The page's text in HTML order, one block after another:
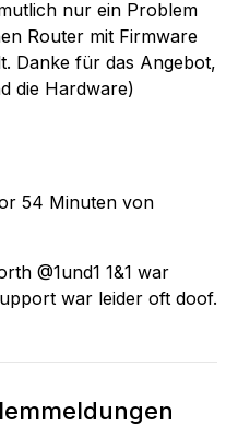
nur ein Problem
Router mit Firmware
Danke für das Angebot,
die Hardware)
54 Minuten von
@1und1 1&1 war
war leider oft doof.